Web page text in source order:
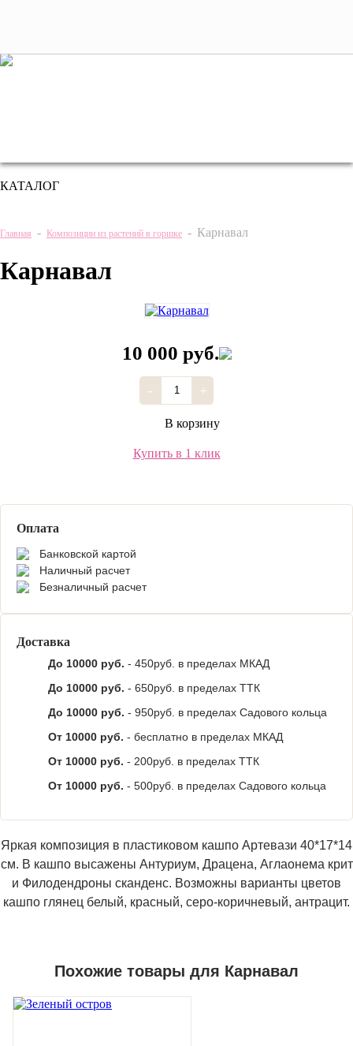
КАТАЛОГ
Главная - Композиции из растений в горшке - Карнавал
Карнавал
10 000 руб.
- +
В корзину
Купить в 1 клик
Оплата
Банковской картой
Наличный расчет
Безналичный расчет
Доставка
До 10000 руб. - 450руб. в пределах МКАД
До 10000 руб. - 650руб. в пределах ТТК
До 10000 руб. - 950руб. в пределах Садового кольца
От 10000 руб. - бесплатно в пределах МКАД
От 10000 руб. - 200руб. в пределах ТТК
От 10000 руб. - 500руб. в пределах Садового кольца
Яркая композиция в пластиковом кашпо Артевази 40*17*14
см. В кашпо высажены Антуриум, Драцена, Аглаонема крит
и Филодендроны сканденс. Возможны варианты цветов
кашпо глянец белый, красный, серо-коричневый, антрацит.
Похожие товары для Карнавал